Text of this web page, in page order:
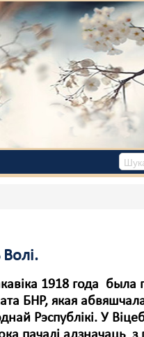
1918 года была
БНР, якая
Рэспублікі. У